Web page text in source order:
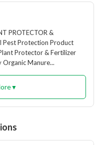
PROTECTOR &
Pest Protection Product
Protector & Fertilizer
Organic Manure...
▼